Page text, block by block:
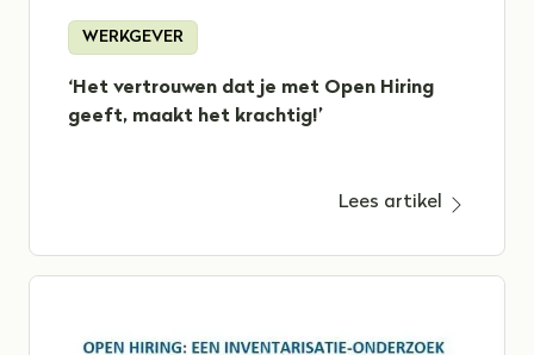
WERKGEVER
‘Het vertrouwen dat je met Open Hiring
geeft, maakt het krachtig!’
Lees artikel